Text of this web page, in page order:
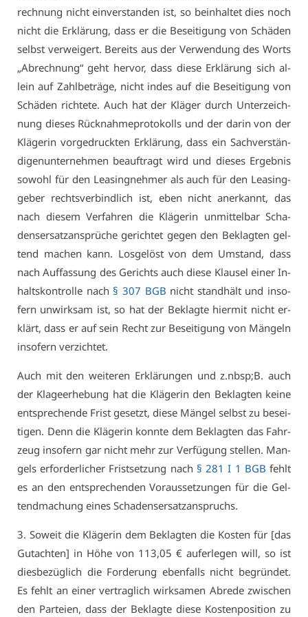
rech­nung nicht ein­ver­stan­den ist, so be­inhal­tet dies noch
nicht die Er­klä­rung, dass er die Be­sei­ti­gung von Schä­den
selbst ver­wei­gert. Be­reits aus der Ver­wen­dung des Worts
„Ab­rech­nung“ geht her­vor, dass die­se Er­klä­rung sich al­
lein auf Zahl­be­trä­ge, nicht in­des auf die Be­sei­ti­gung von
Schä­den rich­te­te. Auch hat der Klä­ger durch Un­ter­zeich­
nung die­ses Rück­nah­me­pro­to­kolls und der dar­in von der
Klä­ge­rin vor­ge­druck­ten Er­klä­rung, dass ein Sach­ver­stän­
di­gen­un­ter­neh­men be­auf­tragt wird und die­ses Er­geb­nis
so­wohl für den Lea­sing­neh­mer als auch für den Lea­sing­
ge­ber rechts­ver­bind­lich ist, eben nicht an­er­kannt, das
nach die­sem Ver­fah­ren die Klä­ge­rin un­mit­tel­bar Scha­
dens­er­satz­an­sprü­che ge­rich­tet ge­gen den Be­klag­ten gel­
tend ma­chen kann. Los­ge­löst von dem Um­stand, dass
nach Auf­fas­sung des Ge­richts auch die­se Klau­sel ei­ner In­
halts­kon­trol­le nach § 307 BGB nicht stand­hält und in­so­
fern un­wirk­sam ist, so hat der Be­klag­te hier­mit nicht er­
klärt, dass er auf sein Recht zur Be­sei­ti­gung von Män­geln
in­so­fern ver­zich­tet.
Auch mit den wei­te­ren Er­klä­run­gen und z.​nbsp;B. auch
der Kla­ge­er­he­bung hat die Klä­ge­rin den Be­klag­ten kei­ne
ent­spre­chen­de Frist ge­setzt, die­se Män­gel selbst zu be­sei­
ti­gen. Denn die Klä­ge­rin konn­te dem Be­klag­ten das Fahr­
zeug in­so­fern gar nicht mehr zur Ver­fü­gung stel­len. Man­
gels er­for­der­li­cher Frist­set­zung nach § 281 I 1 BGB fehlt
es an den ent­spre­chen­den Vor­aus­set­zun­gen für die Gel­
tend­ma­chung ei­nes Scha­dens­er­satz­an­spruchs.
3. So­weit die Klä­ge­rin dem Be­klag­ten die Kos­ten für [das
Gut­ach­ten] in Hö­he von 113,05 € auf­er­le­gen will, so ist
dies­be­züg­lich die For­de­rung eben­falls nicht be­grün­det.
Es fehlt an ei­ner ver­trag­lich wirk­sa­men Ab­re­de zwi­schen
den Par­tei­en, dass der Be­klag­te die­se Kos­ten­po­si­ti­on zu